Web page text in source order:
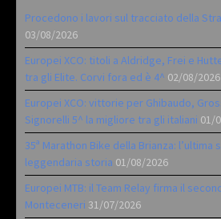
Procedono i lavori sul tracciato della
03/08/2026
Europei XCO: titoli a Aldridge, Frei e
tra gli Elite. Corvi fora ed è 4^ 02/08/2026
Europei XCO: vittorie per Ghibaudo,
Signorelli 5^ la migliore tra gli italiani 01/
35ª Marathon Bike della Brianza: l’ultima
leggendaria storia 01/08/2026
Europei MTB: il Team Relay firma il
Monteceneri 31/07/2026